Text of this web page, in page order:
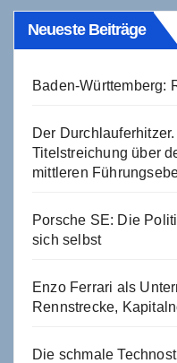
Neueste Beiträge
Baden-Württemberg:
Der
Titelstreichung über
mittleren
Porsche SE: Die
sich selbst
Enzo Ferrari als
Rennstrecke,
Die schmale